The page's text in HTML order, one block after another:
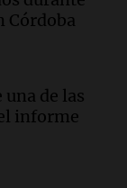
para
Córdoba
una de las
informe